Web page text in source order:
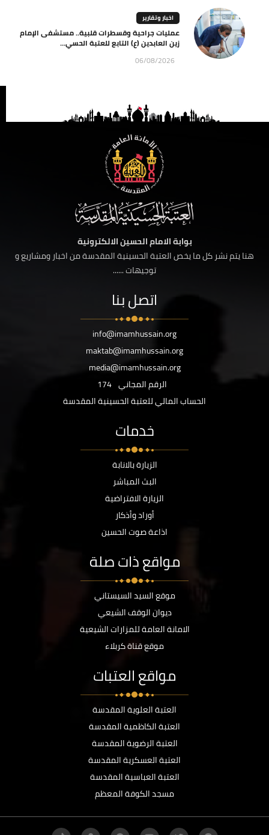
اخبار وتقارير
عمليات جراحية وقسطرات قلبية.. مستشفى الإمام
زين العابدين (ع) التابع للعتبة الحسي...
06/08/2026
بوابة الامام الحسين الالكترونية
هنا يتم نشر كل ما يخص العتبة الحسينية المقدسة من اخبار ومشاريع و
توجيهات ......
اتصل بنا
info@imamhussain.org
maktab@imamhussain.org
media@imamhussain.org
الرقم المجاني 174
الحساب المالي للعتبة الحسينية المقدسة
خدمات
الزيارة بالانابة
البث المباشر
الزيارة الافتراضية
أوراد وأذكار
اذاعة صوت الحسين
مواقع ذات صلة
موقع السيد السيستاني
ديوان الوقف الشيعي
الامانة العامة للمزارات الشيعية
موقع قناة كربلاء
مواقع العتبات
العتبة العلوية المقدسة
العتبة الكاظمية المقدسة
العتبة الرضوية المقدسة
العتبة العسكرية المقدسة
العتبة العباسية المقدسة
مسجد الكوفة المعظم